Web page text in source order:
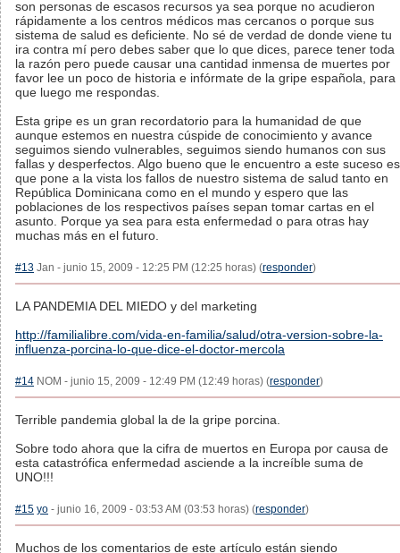
son personas de escasos recursos ya sea porque no acudieron
rápidamente a los centros médicos mas cercanos o porque sus
sistema de salud es deficiente. No sé de verdad de donde viene tu
ira contra mí pero debes saber que lo que dices, parece tener toda
la razón pero puede causar una cantidad inmensa de muertes por
favor lee un poco de historia e infórmate de la gripe española, para
que luego me respondas.
Esta gripe es un gran recordatorio para la humanidad de que
aunque estemos en nuestra cúspide de conocimiento y avance
seguimos siendo vulnerables, seguimos siendo humanos con sus
fallas y desperfectos. Algo bueno que le encuentro a este suceso es
que pone a la vista los fallos de nuestro sistema de salud tanto en
República Dominicana como en el mundo y espero que las
poblaciones de los respectivos países sepan tomar cartas en el
asunto. Porque ya sea para esta enfermedad o para otras hay
muchas más en el futuro.
#13 Jan - junio 15, 2009 - 12:25 PM (12:25 horas) (responder)
LA PANDEMIA DEL MIEDO y del marketing
http://familialibre.com/vida-en-familia/salud/otra-version-sobre-la-
influenza-porcina-lo-que-dice-el-doctor-mercola
#14 NOM - junio 15, 2009 - 12:49 PM (12:49 horas) (responder)
Terrible pandemia global la de la gripe porcina.
Sobre todo ahora que la cifra de muertos en Europa por causa de
esta catastrófica enfermedad asciende a la increíble suma de
UNO!!!
#15 yo - junio 16, 2009 - 03:53 AM (03:53 horas) (responder)
Muchos de los comentarios de este artículo están siendo